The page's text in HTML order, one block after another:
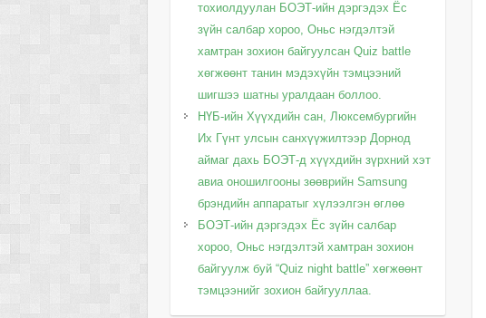
тохиолдуулан БОЭТ-ийн дэргэдэх Ёс
зүйн салбар хороо, Оньс нэгдэлтэй
хамтран зохион байгуулсан Quiz battle
хөгжөөнт танин мэдэхүйн тэмцээний
шигшээ шатны уралдаан боллоо.
НҮБ-ийн Хүүхдийн сан, Люксембургийн
Их Гүнт улсын санхүүжилтээр Дорнод
аймаг дахь БОЭТ-д хүүхдийн зүрхний хэт
авиа оношилгооны зөөврийн Samsung
брэндийн аппаратыг хүлээлгэн өглөө
БОЭТ-ийн дэргэдэх Ёс зүйн салбар
хороо, Оньс нэгдэлтэй хамтран зохион
байгуулж буй “Quiz night battle” хөгжөөнт
тэмцээнийг зохион байгууллаа.